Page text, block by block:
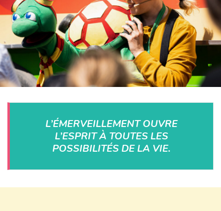
ÉMERVEILLEMENT
L’ÉMERVEILLEMENT OUVRE
L’ESPRIT À TOUTES LES
POSSIBILITÉS DE LA VIE.